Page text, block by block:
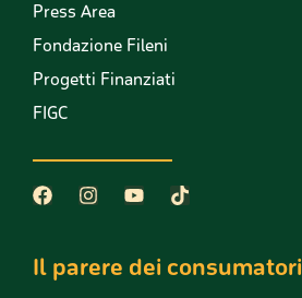
Press Area
Fondazione Fileni
Progetti Finanziati
FIGC
Il parere dei consumatori